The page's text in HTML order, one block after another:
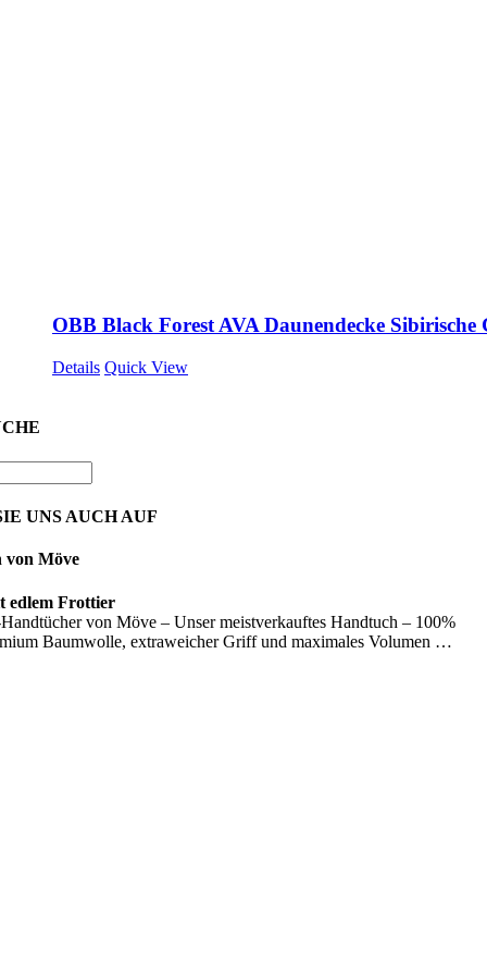
OBB Black Forest AVA Daunendecke Sibirische
Details Quick View
UNS AUCH AUF
von Möve
edlem Frottier
von Möve – Unser meistverkauftes Handtuch – 100%
Baumwolle, extraweicher Griff und maximales Volumen …